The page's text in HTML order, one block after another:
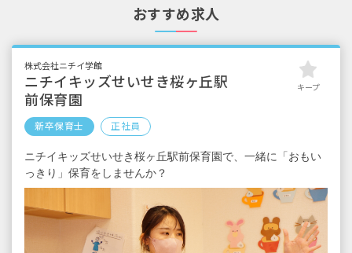
おすすめ求人
株式会社ニチイ学館
ニチイキッズせいせき桜ヶ丘駅
前保育園
新卒保育士 正社員
キープ
ニチイキッズせいせき桜ヶ丘駅前保育園で、一緒に「おもい
っきり」保育をしませんか？